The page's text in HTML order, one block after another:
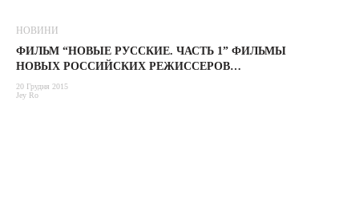
НОВИНИ
ФИЛЬМ “НОВЫЕ РУССКИЕ. ЧАСТЬ 1” ФИЛЬМЫ
НОВЫХ РОССИЙСКИХ РЕЖИССЕРОВ…
20 Грудня 2015
Jey Ro